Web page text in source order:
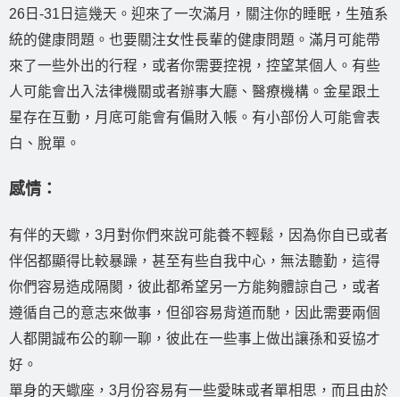
26日-31日這幾天。迎來了一次滿月，關注你的睡眠，生殖系
統的健康問題。也要關注女性長輩的健康問題。滿月可能帶
來了一些外出的行程，或者你需要控視，控望某個人。有些
人可能會出入法律機關或者辦事大廳、醫療機構。金星跟土
星存在互動，月底可能會有偏財入帳。有小部份人可能會表
白、脫單。
感情：
有伴的天蠍，3月對你們來說可能養不輕鬆，因為你自已或者
伴侶都顯得比較暴躁，甚至有些自我中心，無法聽勤，這得
你們容易造成隔閡，彼此都希望另一方能夠體諒自己，或者
遵循自己的意志來做事，但卻容易背道而馳，因此需要兩個
人都開誠布公的聊一聊，彼此在一些事上做出讓孫和妥協才
好。
單身的天蠍座，3月份容易有一些愛昧或者單相思，而且由於